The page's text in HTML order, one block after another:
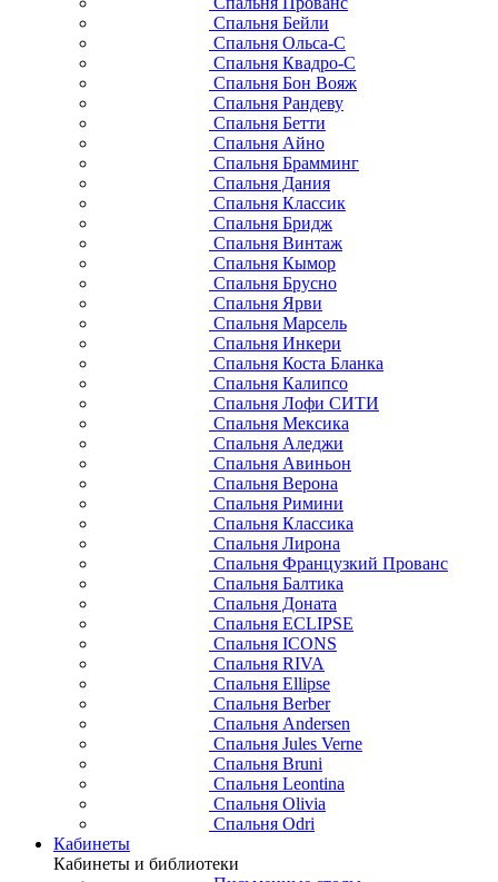
Спальня Бейли
Спальня Ольса-С
Спальня Квадро-С
Спальня Бон Вояж
Спальня Рандеву
Спальня Бетти
Спальня Айно
Спальня Брамминг
Спальня Дания
Спальня Классик
Спальня Бридж
Спальня Винтаж
Спальня Кымор
Спальня Брусно
Спальня Ярви
Спальня Марсель
Спальня Инкери
Спальня Коста Бланка
Спальня Калипсо
Спальня Лофи СИТИ
Спальня Мексика
Спальня Аледжи
Спальня Авиньон
Спальня Верона
Спальня Римини
Спальня Классика
Спальня Лирона
Спальня Французкий Прованс
Спальня Балтика
Спальня Доната
Спальня ECLIPSE
Спальня ICONS
Спальня RIVA
Спальня Ellipse
Спальня Berber
Спальня Andersen
Спальня Jules Verne
Спальня Bruni
Спальня Leontina
Спальня Olivia
Спальня Odri
Кабинеты
Кабинеты и библиотеки